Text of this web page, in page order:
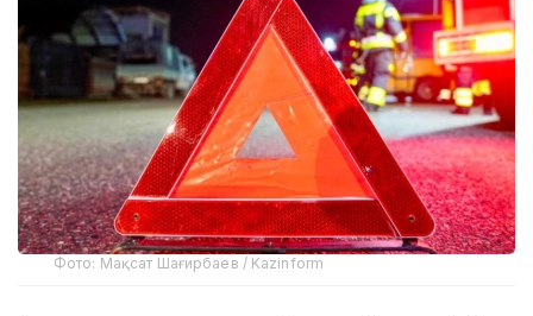
Фото: Мақсат Шағирбаев / Kazinform